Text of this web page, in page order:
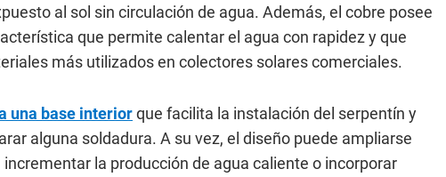
al sol sin circulación de agua. Además, el cobre posee
que permite calentar el agua con rapidez y que
más utilizados en colectores solares comerciales.
una base interiorque facilita la instalación del serpentín y
alguna soldadura. A su vez, el diseño puede ampliarse
la producción de agua caliente o incorporar